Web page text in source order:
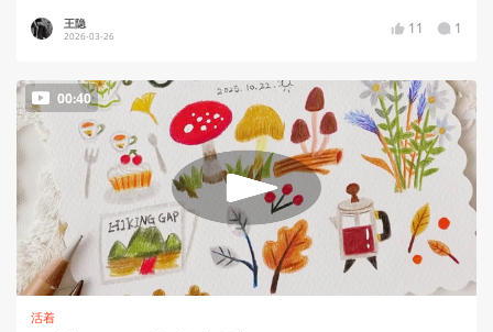
王隐
2026-03-26 11 1
00:40
活着